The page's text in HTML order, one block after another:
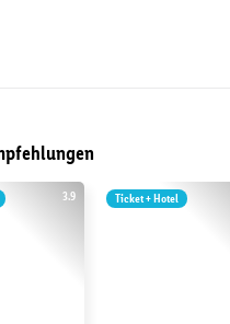
3.9 Ticket + Hotel